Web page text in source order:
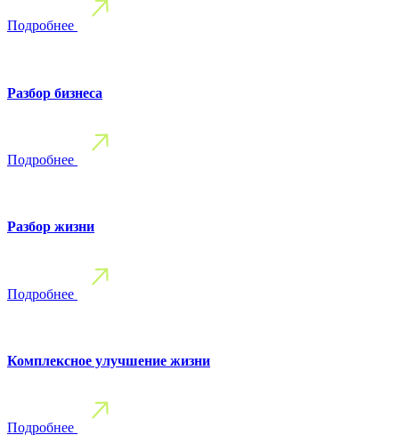
Подробнее
Разбор бизнеса
Подробнее
Разбор жизни
Подробнее
Комплексное улучшение жизни
Подробнее